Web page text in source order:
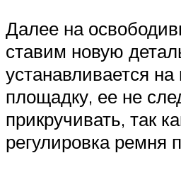
Далее на
ставим новую
устанавливается
площадку, ее не
прикручивать, так
регулировка ремня